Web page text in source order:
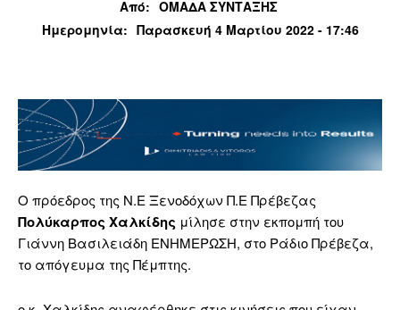
Από: ΟΜΑΔΑ ΣΥΝΤΑΞΗΣ
Ημερομηνία: Παρασκευή 4 Μαρτίου 2022 - 17:46
Ο πρόεδρος της Ν.Ε Ξενοδόχων Π.Ε Πρέβεζας
Πολύκαρπος Χαλκίδης μίλησε στην εκπομπή του
Γιάννη Βασιλειάδη ΕΝΗΜΕΡΩΣΗ, στο Ράδιο Πρέβεζα,
το απόγευμα της Πέμπτης.